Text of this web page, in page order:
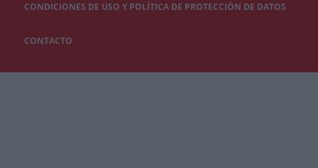
CONDICIONES DE USO Y POLÍTICA DE PROTECCIÓN DE DATOS
CONTACTO